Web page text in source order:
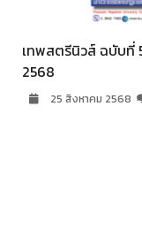
เทพสตรีนิวส์ ฉบับที่
2568
25 สิงหาคม 2568